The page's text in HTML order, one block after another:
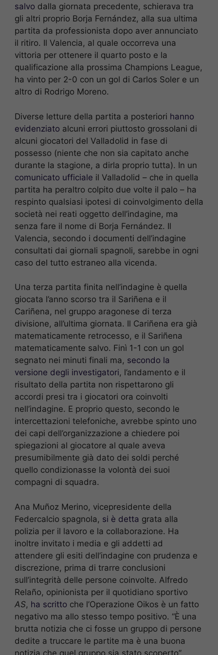
salvo dalla giornata precedente, schierava tra
gli altri proprio Borja Fernández, alla sua ultima
partita da professionista dopo aver annunciato
il ritiro. Il Valencia, al quale occorreva una
vittoria per ottenere il quarto posto e la
qualificazione alla prossima Champions League,
ha vinto per 2-0 con un gol di Carlos Soler e un
altro di Rodrigo Moreno.
Diverse letture della partita a posteriori hanno
evidenziato alcuni errori piuttosto grossolani di
alcuni giocatori del Valladolid in fase di
possesso (niente che non sia capitato anche
durante la stagione, a dirla proprio tutta). In un
comunicato ufficiale il Valladolid – che in quella
partita ha peraltro colpito due volte il palo – ha
respinto qualsiasi ipotesi di coinvolgimento della
società nei reati oggetto dell’indagine, ma
senza fare il nome di Borja Fernández. Il
Valencia, secondo i documenti dell’indagine
consultati dai giornali spagnoli, sarebbe in ogni
caso del tutto estraneo alla vicenda.
Una terza partita finita nell’indagine è quella
giocata l’anno scorso tra il Sariñena e il
Cariñena, nel gruppo aragonese di terza
divisione, all’ultima giornata. Il Cariñena era già
matematicamente retrocesso, e il Sariñena
matematicamente salvo. Finì 1-1 con un gol
segnato nei minuti finali ma, secondo la
versione degli investigatori, l’andamento e il
risultato della partita non rispettarono gli
accordi presi tra i giocatori ora coinvolti
nell’indagine. E proprio questo, secondo le
intercettazioni telefoniche, avrebbe spinto uno
dei capi dell’organizzazione a chiedere poi
spiegazioni al giocatore al quale aveva
presumibilmente già dato dei soldi perché
quello condizionasse la volontà dei suoi
compagni di squadra.
Ana Muñoz Merino, vicepresidente della
Federcalcio spagnola, si è detta grata alla
polizia per il lavoro e la collaborazione. Ha
inoltre invitato i media e gli addetti ad
attendere gli esiti dell’indagine con prudenza e
discrezione, prima di trarre conclusioni
sull’integrità delle persone coinvolte. Alfredo
Relaño, opinionista per il quotidiano sportivo
AS, ha scritto che l’Operazione Oikos è un fatto
negativo ma allo stesso tempo positivo. “È una
brutta notizia che ci fosse un gruppo di persone
dedite a truccare le partite ma è una buona
notizia che quel gruppo sia stato scoperto”,